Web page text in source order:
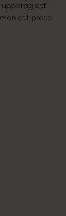
uppdrag att
att prata